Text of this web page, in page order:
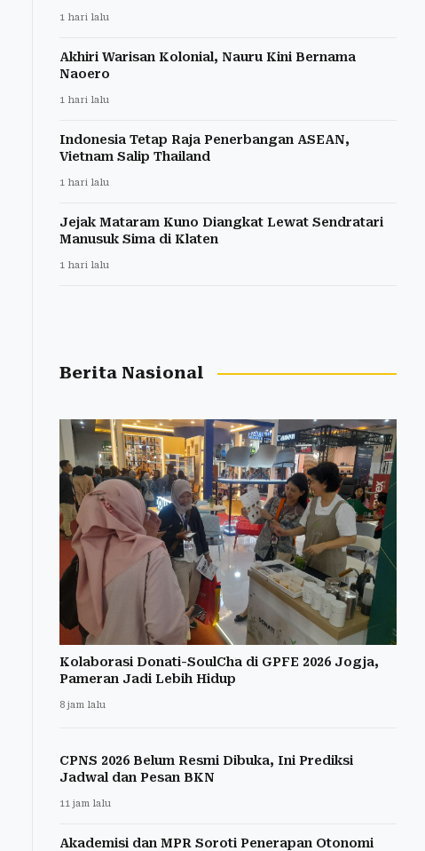
1 hari lalu
Akhiri Warisan Kolonial, Nauru Kini Bernama
Naoero
1 hari lalu
Indonesia Tetap Raja Penerbangan ASEAN,
Vietnam Salip Thailand
1 hari lalu
Jejak Mataram Kuno Diangkat Lewat Sendratari
Manusuk Sima di Klaten
1 hari lalu
Berita Nasional
Kolaborasi Donati-SoulCha di GPFE 2026 Jogja,
Pameran Jadi Lebih Hidup
8 jam lalu
CPNS 2026 Belum Resmi Dibuka, Ini Prediksi
Jadwal dan Pesan BKN
11 jam lalu
Akademisi dan MPR Soroti Penerapan Otonomi